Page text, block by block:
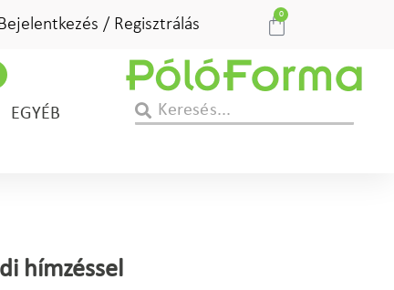
Bejelentkezés / Regisztrálás
0
EGYÉB
hímzéssel